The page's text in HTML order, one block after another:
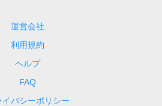
運営会社
利用規約
ヘルプ
FAQ
イバシーポリシー